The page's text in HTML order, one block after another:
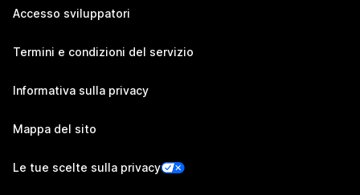
Accesso sviluppatori
Termini e condizioni del servizio
Informativa sulla privacy
Mappa del sito
Le tue scelte sulla privacy